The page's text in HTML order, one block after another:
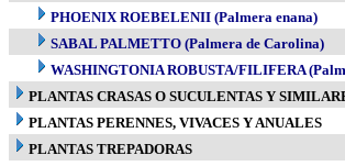
PHOENIX ROEBELENII (Palmera enana)
SABAL PALMETTO (Palmera de Carolina)
WASHINGTONIA ROBUSTA/FILIFERA
PLANTAS CRASAS O SUCULENTAS Y
PLANTAS PERENNES, VIVACES Y ANUALES
PLANTAS TREPADORAS